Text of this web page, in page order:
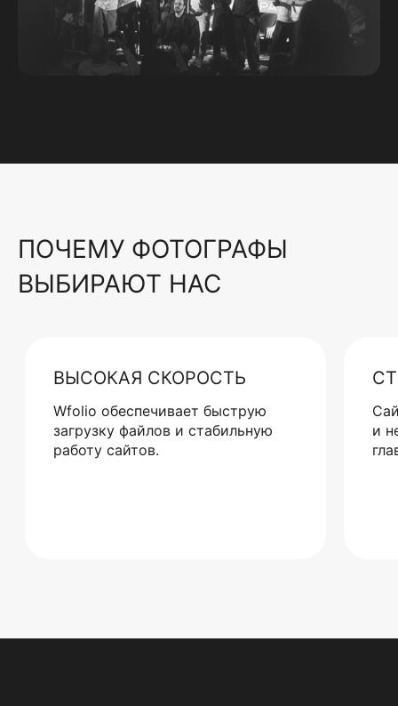
ПОЧЕМУ ФОТОГРАФЫ
ВЫБИРАЮТ НАС
ВЫСОКАЯ СКОРОСТЬ
Wfolio обеспечивает быструю
загрузку файлов и стабильную
работу сайтов.
и